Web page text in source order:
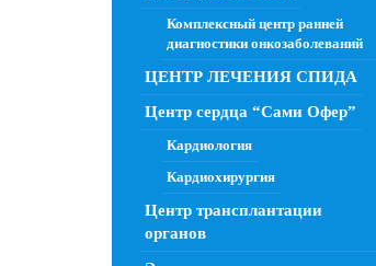
Комплексный центр ранней
диагностики онкозаболеваний
ЦЕНТР ЛЕЧЕНИЯ СПИДА
Центр сердца “Сами Офер”
Кардиология
Кардиохирургия
Центр трансплантации
органов